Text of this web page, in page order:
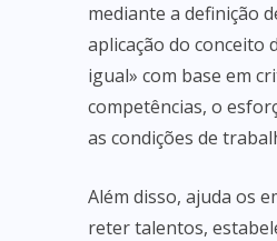
mediante a definição
aplicação do conceito
igual» com base em
competências, o
as condições de
Além disso, ajuda os
reter talentos,